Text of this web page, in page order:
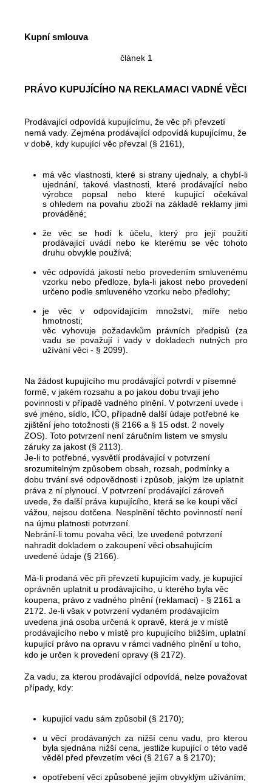
Kupní smlouva
článek 1
PRÁVO KUPUJÍCÍHO NA REKLAMACI VADNÉ VĚCI
Prodávající odpovídá kupujícímu, že věc při převzetí
nemá vady. Zejména prodávající odpovídá kupujícímu, že
v době, kdy kupující věc převzal (§ 2161),
má věc vlastnosti, které si strany ujednaly, a chybí-li
ujednání, takové vlastnosti, které prodávající nebo
výrobce popsal nebo které kupující očekával
s ohledem na povahu zboží na základě reklamy jimi
prováděné;
že věc se hodí k účelu, který pro její použití
prodávající uvádí nebo ke kterému se věc tohoto
druhu obvykle používá;
věc odpovídá jakostí nebo provedením smluvenému
vzorku nebo předloze, byla-li jakost nebo provedení
určeno podle smluveného vzorku nebo předlohy;
je věc v odpovídajícím množství, míře nebo
hmotnosti;
věc vyhovuje požadavkům právních předpisů (za
vadu se považují i vady v dokladech nutných pro
užívání věci - § 2099).
Na žádost kupujícího mu prodávající potvrdí v písemné
formě, v jakém rozsahu a po jakou dobu trvají jeho
povinnosti v případě vadného plnění. V potvrzení uvede i
své jméno, sídlo, IČO, případně další údaje potřebné ke
zjištění jeho totožnosti (§ 2166 a § 15 odst. 2 novely
ZOS). Toto potvrzení není záručním listem ve smyslu
záruky za jakost (§ 2113).
Je-li to potřebné, vysvětlí prodávající v potvrzení
srozumitelným způsobem obsah, rozsah, podmínky a
dobu trvání své odpovědnosti i způsob, jakým lze uplatnit
práva z ní plynoucí. V potvrzení prodávající zároveň
uvede, že další práva kupujícího, která se ke koupi věcí
vážou, nejsou dotčena. Nesplnění těchto povinností není
na újmu platnosti potvrzení.
Nebrání-li tomu povaha věci, lze uvedené potvrzení
nahradit dokladem o zakoupení věci obsahujícím
uvedené údaje (§ 2166).
Má-li prodaná věc při převzetí kupujícím vady, je kupující
oprávněn uplatnit u prodávajícího, u kterého byla věc
koupena, právo z vadného plnění (reklamaci) - § 2161 a
2172. Je-li však v potvrzení vydaném prodávajícím
uvedena jiná osoba určená k opravě, která je v místě
prodávajícího nebo v místě pro kupujícího bližším, uplatní
kupující právo na opravu v rámci vadného plnění u toho,
kdo je určen k provedení opravy (§ 2172).
Za vadu, za kterou prodávající odpovídá, nelze považovat
případy, kdy:
kupující vadu sám způsobil (§ 2170);
u věcí prodávaných za nižší cenu vadu, pro kterou
byla sjednána nižší cena, jestliže kupující o této vadě
věděl před převzetím věci (§ 2167 a § 2170);
opotřebení věci způsobené jejím obvyklým užíváním;